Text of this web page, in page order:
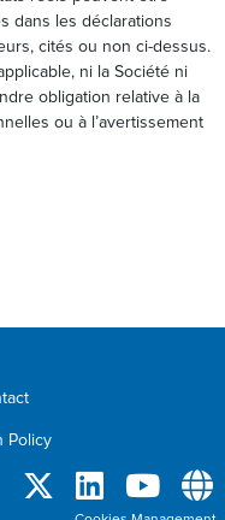
dans les déclarations
cités ou non ci-dessus.
ni la Société ni
obligation relative à la
ou à l’avertissement
Policy